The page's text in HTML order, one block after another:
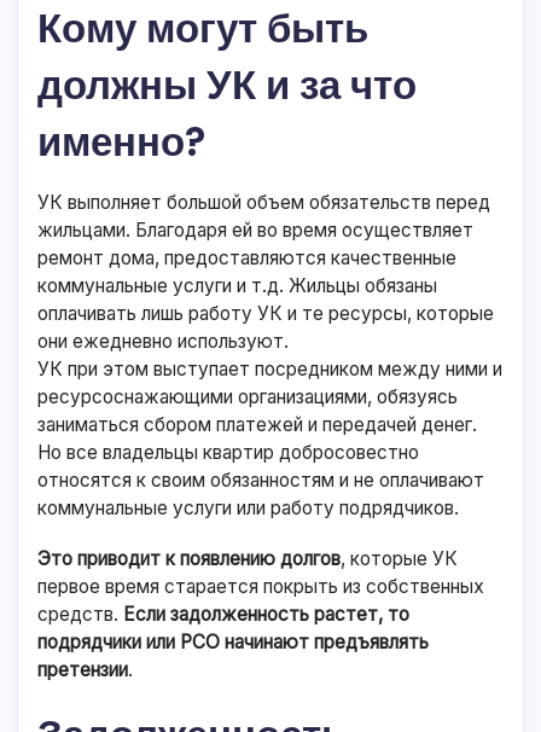
Кому могут быть
должны УК и за что
именно?
УК выполняет большой объем обязательств перед
жильцами. Благодаря ей во время осуществляет
ремонт дома, предоставляются качественные
коммунальные услуги и т.д. Жильцы обязаны
оплачивать лишь работу УК и те ресурсы, которые
они ежедневно используют.
УК при этом выступает посредником между ними и
ресурсоснажающими организациями, обязуясь
заниматься сбором платежей и передачей денег.
Но все владельцы квартир добросовестно
относятся к своим обязанностям и не оплачивают
коммунальные услуги или работу подрядчиков.
Это приводит к появлению долгов, которые УК
первое время старается покрыть из собственных
средств. Если задолженность растет, то
подрядчики или РСО начинают предъявлять
претензии.